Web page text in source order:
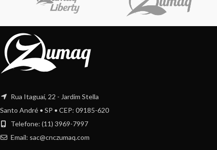
Rua Itaguaí, 22 - Jardim Stella
Santo André • SP • CEP: 09185-620
Telefone: (11) 3969-7997
Email: sac@cnczumaq.com